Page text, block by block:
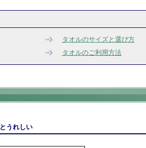
タオルのサイズと選び方
タオルのご利用方法
うれしい